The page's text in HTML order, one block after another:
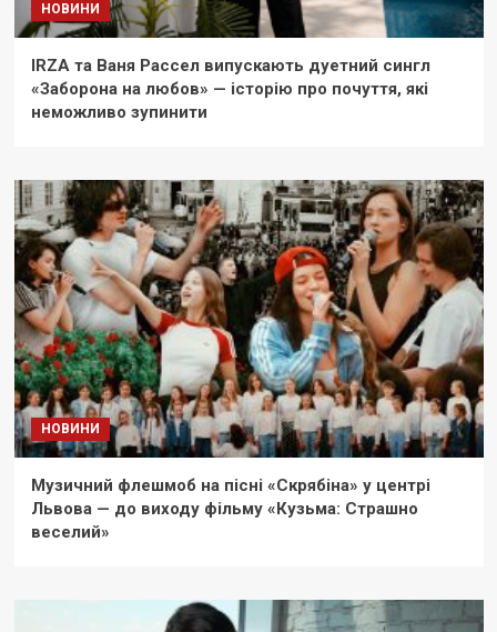
НОВИНИ
IRZA та Ваня Рассел випускають дуетний сингл
«Заборона на любов» — історію про почуття, які
неможливо зупинити
НОВИНИ
Музичний флешмоб на пісні «Скрябіна» у центрі
Львова — до виходу фільму «Кузьма: Страшно
веселий»